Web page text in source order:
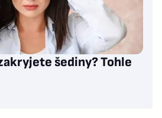
šediny? Tohle